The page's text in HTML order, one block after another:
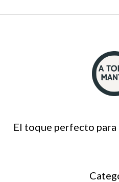
El toque perfecto